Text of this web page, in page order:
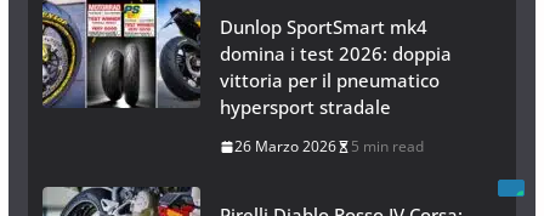
Dunlop SportSmart mk4
domina i test 2026: doppia
vittoria per il pneumatico
hypersport stradale
26 Marzo 2026 5 min read